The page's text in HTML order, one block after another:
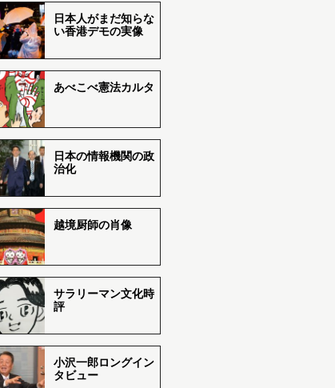
日本人がまだ知らな
い香港デモの実像
あべこべ憲法カルタ
日本の情報機関の政
治化
越境厨師の肖像
サラリーマン文化時
評
小沢一郎ロングイン
タビュー